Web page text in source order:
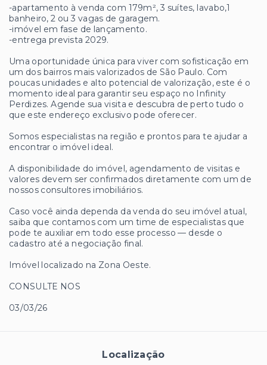
-apartamento à venda com 179m², 3 suítes, lavabo,1
banheiro, 2 ou 3 vagas de garagem.
-imóvel em fase de lançamento.
-entrega prevista 2029.
Uma oportunidade única para viver com sofisticação em
um dos bairros mais valorizados de São Paulo. Com
poucas unidades e alto potencial de valorização, este é o
momento ideal para garantir seu espaço no Infinity
Perdizes. Agende sua visita e descubra de perto tudo o
que este endereço exclusivo pode oferecer.
Somos especialistas na região e prontos para te ajudar a
encontrar o imóvel ideal.
A disponibilidade do imóvel, agendamento de visitas e
valores devem ser confirmados diretamente com um de
nossos consultores imobiliários.
Caso você ainda dependa da venda do seu imóvel atual,
saiba que contamos com um time de especialistas que
pode te auxiliar em todo esse processo — desde o
cadastro até a negociação final.
Imóvel localizado na Zona Oeste.
CONSULTE NOS
03/03/26
Localização